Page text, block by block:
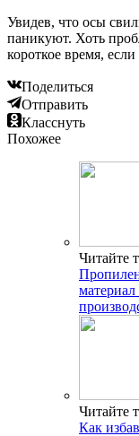
Увидев, что осы
паникуют. Хоть
короткое время,
Поделиться
Отправить
Класснуть
Похожее
Читайте
материал
Читайте
Как